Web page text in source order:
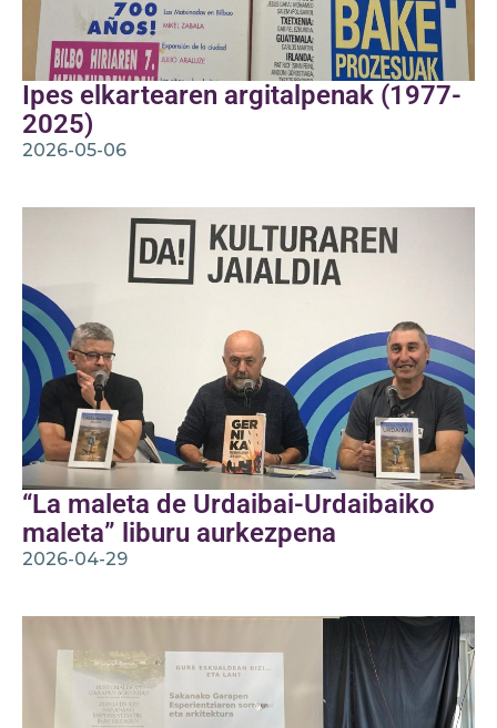
Ipes elkartearen argitalpenak (1977-
2025)
2026-05-06
“La maleta de Urdaibai-Urdaibaiko
maleta” liburu aurkezpena
2026-04-29